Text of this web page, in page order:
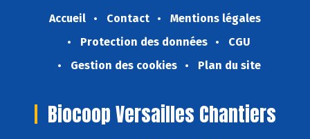
Accueil Contact
Mentions légales
Protection des données
CGU
Gestion des cookies
Plan du site
Biocoop Versailles Chantiers